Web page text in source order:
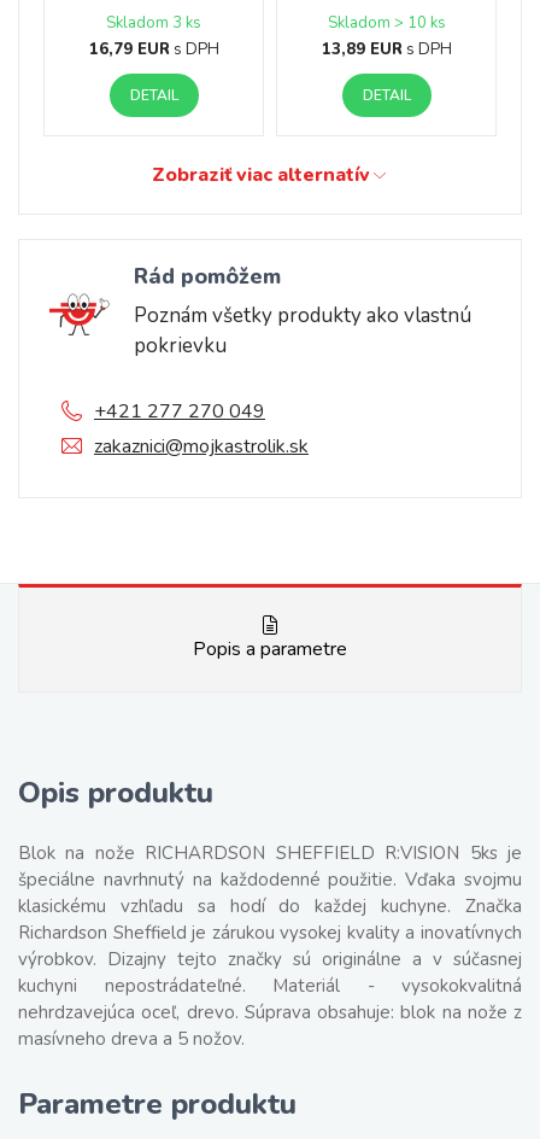
Skladom 3 ks
16,79 EUR s DPH
DETAIL
Skladom > 10 ks
13,89 EUR s DPH
DETAIL
Zobraziť viac alternatív
Rád pomôžem
Poznám všetky produkty ako vlastnú
pokrievku
+421 277 270 049
zakaznici@mojkastrolik.sk
Popis a parametre
Opis produktu
Blok na nože RICHARDSON SHEFFIELD R:VISION 5ks je
špeciálne navrhnutý na každodenné použitie. Vďaka svojmu
klasickému vzhľadu sa hodí do každej kuchyne. Značka
Richardson Sheffield je zárukou vysokej kvality a inovatívnych
výrobkov. Dizajny tejto značky sú originálne a v súčasnej
kuchyni nepostrádateľné. Materiál - vysokokvalitná
nehrdzavejúca oceľ, drevo. Súprava obsahuje: blok na nože z
masívneho dreva a 5 nožov.
Parametre produktu